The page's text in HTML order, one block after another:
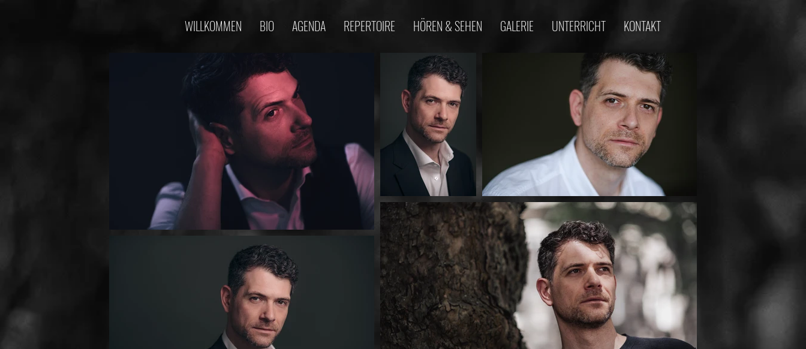
WILLKOMMEN BIO AGENDA REPERTOIRE HÖREN & SEHEN GALERIE UNTERRICHT KONTAKT